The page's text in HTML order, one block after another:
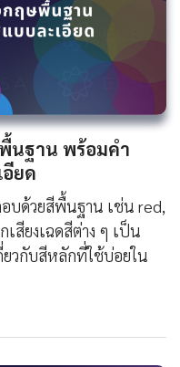
นฐาน พร้อมคำ
ยด
บด้วยสีพื้นฐาน เช่น red,
สียงเฉดสีต่าง ๆ เป็น
ยวกับสีหลักที่ใช้บ่อยใน